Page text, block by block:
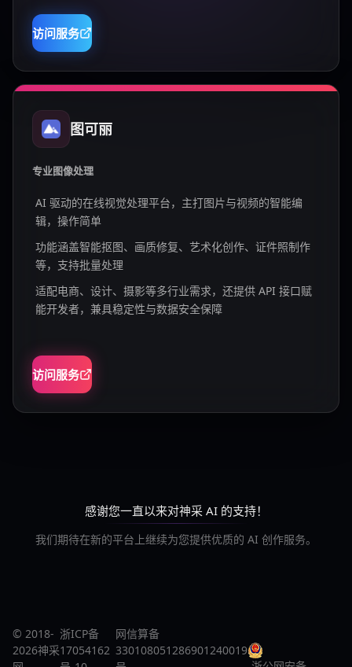
访问服务
图可丽
专业图像处理
AI 驱动的在线视觉处理平台，主打图片与视频的智能编
辑，操作简单
功能涵盖智能抠图、画质修复、艺术化创作、证件照制作
等，支持批量处理
适配电商、设计、摄影等多行业需求，还提供 API 接口赋
能开发者，兼具稳定性与数据安全保障
访问服务
感谢您一直以来对神采 AI 的支持！
我们期待在新的平台上继续为您提供优质的 AI 创作服务。
© 2018-
2026神采
浙ICP备
17054162
网信算备
330108051286901240019